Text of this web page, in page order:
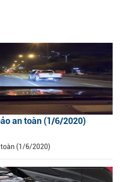
an toàn (1/6/2020)
toàn (1/6/2020)